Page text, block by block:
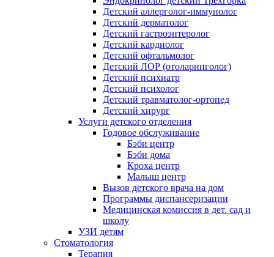
Детский аллерголог-иммунолог
Детский дерматолог
Детский гастроэнтеролог
Детский кардиолог
Детский офтальмолог
Детский ЛОР (отоларинголог)
Детский психиатр
Детский психолог
Детский травматолог-ортопед
Детский хирург
Услуги детского отделения
Годовое обслуживание
Бэби центр
Бэби дома
Кроха центр
Малыш центр
Вызов детского врача на дом
Программы диспансеризации
Медицинская комиссия в дет. сад и
школу
УЗИ детям
Стоматология
Терапия